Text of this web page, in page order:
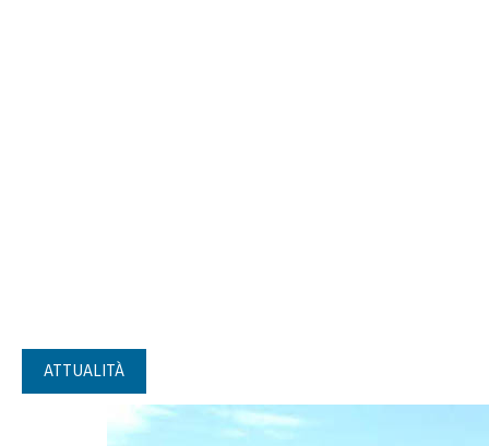
ATTUALITÀ